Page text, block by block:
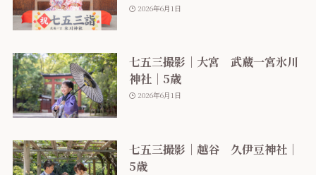
2026年6月1日
七五三撮影｜大宮 武蔵一宮氷川
神社｜5歳
2026年6月1日
七五三撮影｜越谷 久伊豆神社｜
5歳